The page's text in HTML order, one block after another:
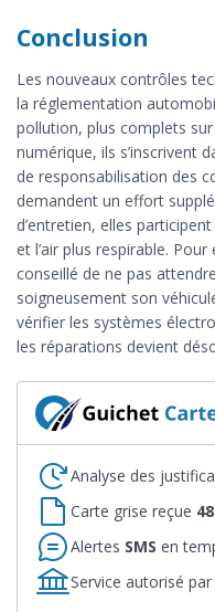
Conclusion
Les nouveaux contrôles
la réglementation
pollution, plus complets
numérique, ils s’inscrivent
de responsabilisation des
demandent un effort
d’entretien, elles
et l’air plus respirable.
conseillé de ne pas
soigneusement son
vérifier les systèmes
les réparations devient
Analyse des
Carte grise reçue
Alertes SMS en
Service autorisé par